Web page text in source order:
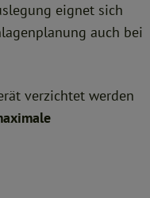
eignet sich
auch bei
verzichtet werden